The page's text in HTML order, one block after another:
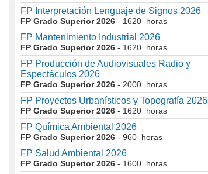
FP Interpretación Lenguaje de Signos 2026
FP Grado Superior 2026 - 1620 horas
FP Mantenimiento Industrial 2026
FP Grado Superior 2026 - 1620 horas
FP Producción de Audiovisuales Radio y
Espectáculos 2026
FP Grado Superior 2026 - 2000 horas
FP Proyectos Urbanísticos y Topografía 2026
FP Grado Superior 2026 - 1620 horas
FP Química Ambiental 2026
FP Grado Superior 2026 - 960 horas
FP Salud Ambiental 2026
FP Grado Superior 2026 - 1600 horas